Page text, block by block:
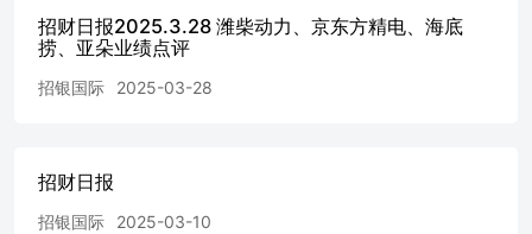
未来的表现，实际情况可能和报告中所载的大不相同。本报
告中所提及的投资价值或回报存在不确定性及难以保证，并
球市场建议投资者应该独立评估投资和策略，并鼓励投资者
特定客户和其他专业人士提供的参考数据。报告中的信息或
的邀请，亦不构成任何投资、法律、会计或税务方面的最终
招财日报2025.3.28 潍柴动力、京东方精电、海底
捞、亚朵业绩点评
招银国际 2025-03-28
招财日报
招银国际 2025-03-10